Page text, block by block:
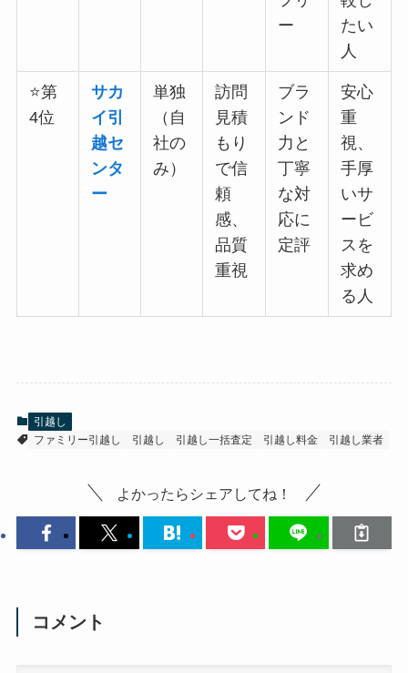
ー
たい
人
⭐第
4位
サカ
イ引
越セ
ンタ
ー
単独
（自
社の
み）
訪問
見積
もり
で信
頼
感、
品質
重視
ブラ
ンド
力と
丁寧
な対
応に
定評
安心
重
視、
手厚
いサ
ービ
スを
求め
る人
引越し
ファミリー引越し
引越し 引越し一括査定 引越し料金 引越し業者
よかったらシェアしてね！
コメント